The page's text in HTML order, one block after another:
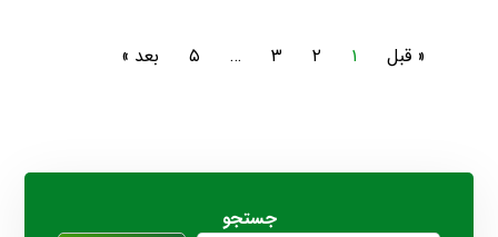
« قبل ۱ ۲ ۳ … ۵ بعد »
جستجو